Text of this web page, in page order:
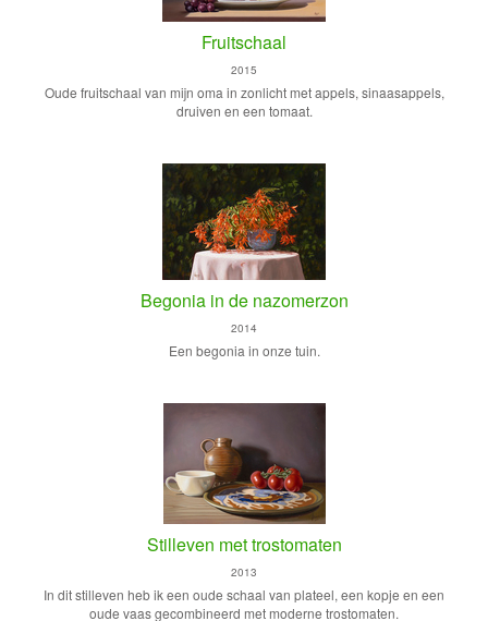
Fruitschaal
2015
Oude fruitschaal van mijn oma in zonlicht met appels, sinaasappels,
druiven en een tomaat.
Begonia in de nazomerzon
2014
Een begonia in onze tuin.
Stilleven met trostomaten
2013
In dit stilleven heb ik een oude schaal van plateel, een kopje en een
oude vaas gecombineerd met moderne trostomaten.